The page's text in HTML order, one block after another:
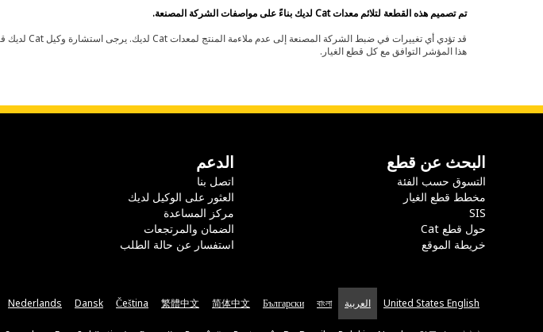
تم تصميم هذه القطعة لتلائم معدات Cat لديك بناءً على مواصفات الشركة المصنعة.
هذا المؤشر التوافق مع كل قطع الغيار.
البحث عن قطع
التسوق حسب الفئة
مخطط قطع الغيار
SIS
حول قطع Cat
خريطة الموقع
الدعم
اتصل بنا
العثور على الوكيل لديك
مركز المساعدة
الضمان والمرتجعات
استفسار عن حالة الطلب
United States English العربية বাংলা
Български
简体中文
繁體中文
Čeština
Dansk
Nederlands